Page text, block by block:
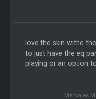
love the skin withe
to just have the eq
playing or an option
Mensajes